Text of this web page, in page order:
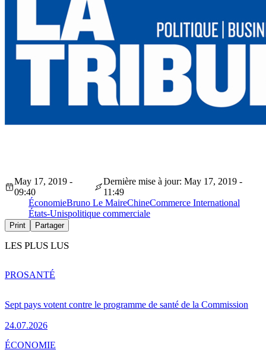
May 17, 2019 -
09:40
Dernière mise à jour: May 17, 2019 -
11:49
ÉconomieBruno Le MaireChineCommerce International
États-Unispolitique commerciale
Print Partager
LES PLUS LUS
Sept pays votent contre le programme de santé de la Commission
24.07.2026
PROSANTÉ
ÉCONOMIE